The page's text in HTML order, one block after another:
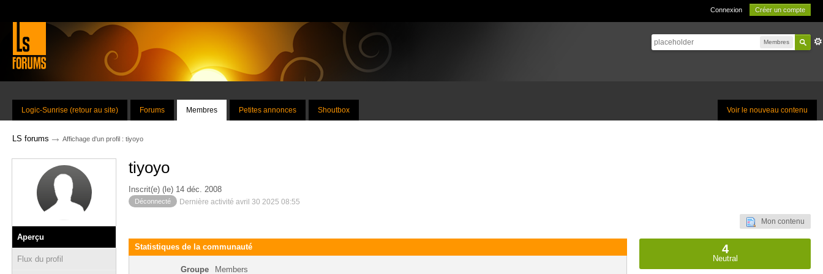
Connexion Créer un compte
Membres
Voir le nouveau contenu
Logic-Sunrise (retour au site) Forums Membres Petites annonces Shoutbox
LS forums → Affichage d'un profil : tiyoyo
Aperçu
Flux du profil
tiyoyo
Inscrit(e) (le) 14 déc. 2008
Déconnecté Dernière activité avril 30 2025 08:55
Mon contenu
Statistiques de la communauté
Groupe Members
4
Neutral